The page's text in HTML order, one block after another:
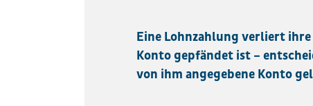
Eine Lohnzahlung verliert
Konto gepfändet ist –
von ihm angegebene Konto